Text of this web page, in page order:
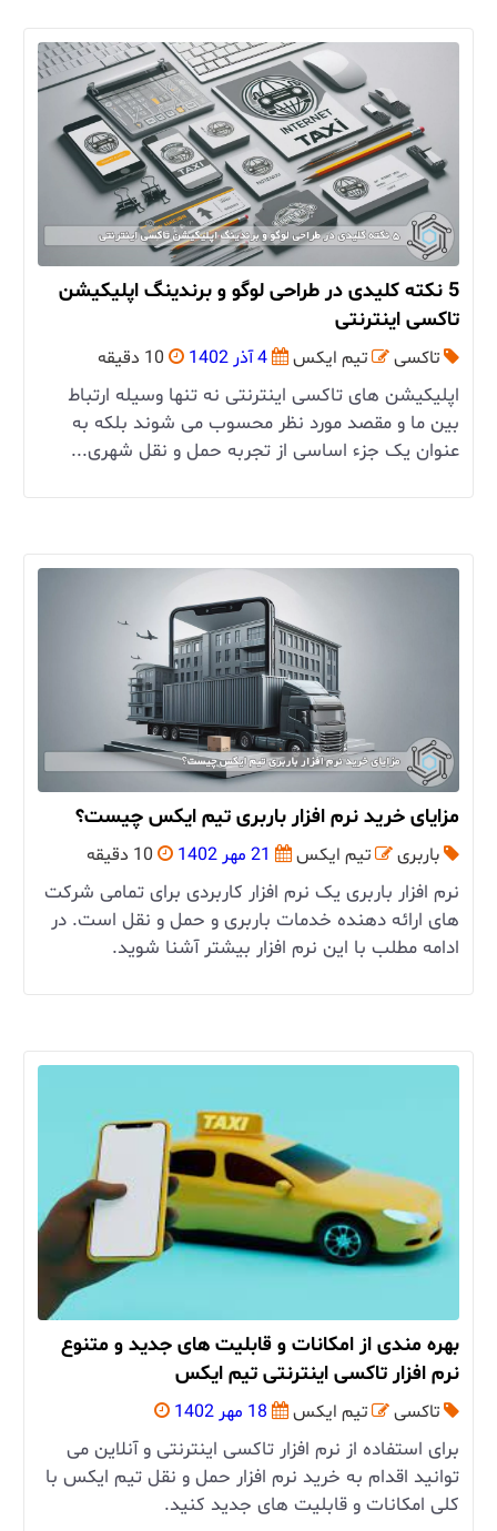
5 نکته کلیدی در طراحی لوگو و برندینگ اپلیکیشن
تاکسی اینترنتی
تاکسی تیم ایکس 4 آذر 1402 10 دقیقه
اپلیکیشن ‌های تاکسی اینترنتی نه تنها وسیله ارتباط
بین ما و مقصد مورد نظر محسوب می‌ شوند بلکه به
عنوان یک جزء اساسی از تجربه حمل و نقل شهری...
مزایای خرید نرم افزار باربری تیم ایکس چیست؟
باربری تیم ایکس 21 مهر 1402 10 دقیقه
نرم افزار باربری یک نرم افزار کاربردی برای تمامی شرکت
های ارائه دهنده خدمات باربری و حمل و نقل است. در
ادامه مطلب با این نرم افزار بیشتر آشنا شوید.
بهره مندی از امکانات و قابلیت های جدید و متنوع
نرم افزار تاکسی اینترنتی تیم ایکس
تاکسی تیم ایکس 18 مهر 1402
برای استفاده از نرم افزار تاکسی اینترنتی و آنلاین می
توانید اقدام به خرید نرم افزار حمل و نقل تیم ایکس با
کلی امکانات و قابلیت های جدید کنید.